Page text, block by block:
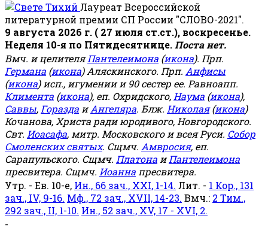
Лауреат Всероссийской
литературной премии СП России "СЛОВО-2021".
9 августа 2026 г. ( 27 июля ст.ст.), воскресенье.
Неделя 10-я по Пятидесятнице. Поста нет.
Вмч. и целителяПантелеимона (икона). Прп.
Германа (икона) Аляскинского. Прп. Анфисы
(икона) исп., игумении и 90 сестер ее. Равноапп.
Климента (икона), еп. Охридского, Наума (икона),
Саввы, Горазда иАнгеляра. Блж. Николая(икона)
Кочанова, Христа ради юродивого, Новгородского.
Свт. Иоасафа, митр. Московского и всея Руси. Собор
Смоленских святых. Сщмч. Амвросия, еп.
Сарапульского. Сщмч. Платона иПантелеимона
пресвитера. Сщмч. Иоанна пресвитера.
Утр. - Ев. 10-е, Ин., 66 зач., XXI, 1-14. Лит. - 1 Кор., 131
зач., IV, 9-16. Мф., 72 зач., XVII, 14-23. Вмч.: 2 Тим.,
292 зач., II, 1-10. Ин., 52 зач., XV, 17 - XVI, 2.
-